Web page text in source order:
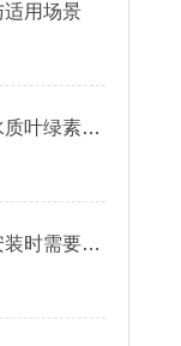
适用场景
广泛应用，一机多用：水质叶绿素测定仪，适配湖泊、河流及海洋水质监测
气象环境监测预警系统安装时需要注意什么@2024全国顺丰包邮